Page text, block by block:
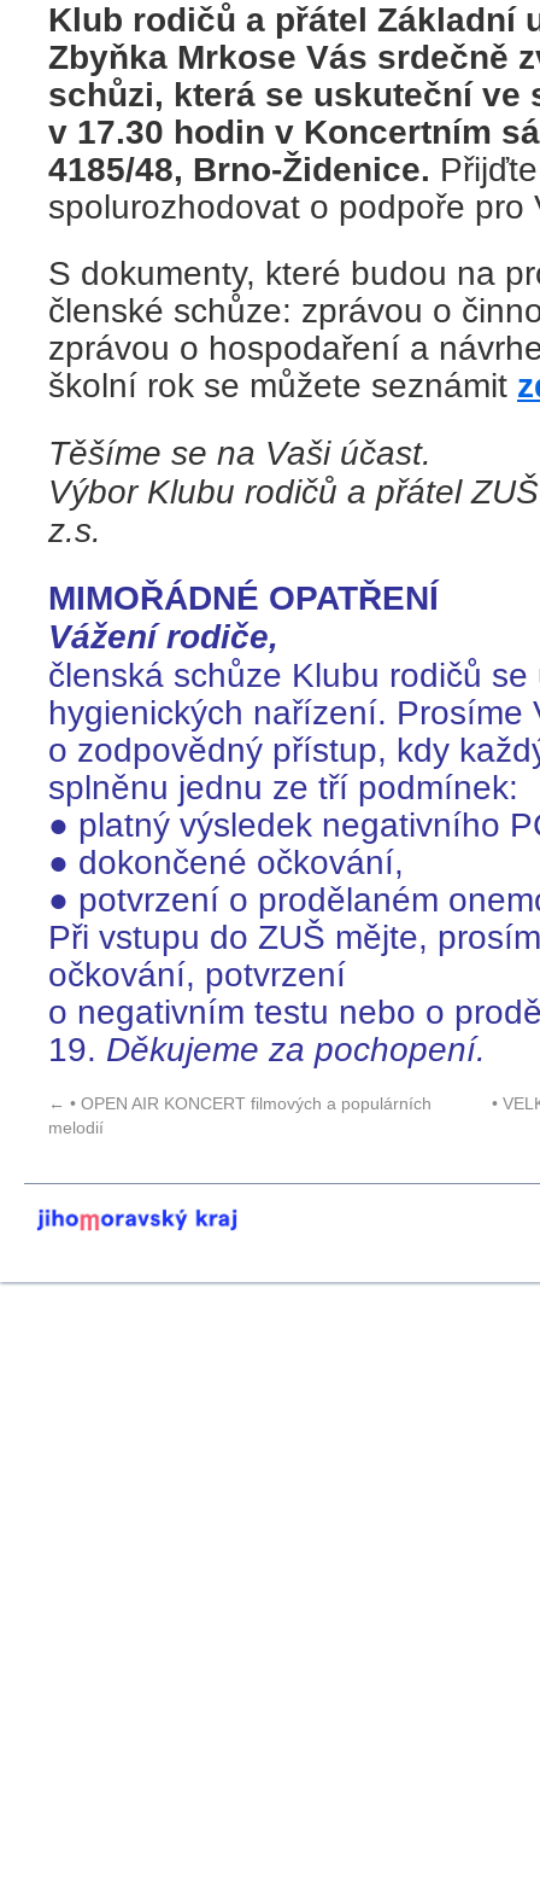
Klub rodičů a přátel Základní
Zbyňka Mrkose Vás srdečně
schůzi, která se uskuteční ve
v 17.30 hodin v Koncertním
4185/48, Brno-Židenice.
spolurozhodovat o podpoře pro
S dokumenty, které budou na
členské schůze: zprávou o
zprávou o hospodaření a
školní rok se můžete seznámit
Těšíme se na Vaši účast.
Výbor Klubu rodičů a přátel
z.s.
MIMOŘÁDNÉ OPATŘENÍ
Vážení rodiče,
členská schůze Klubu rodičů
hygienických nařízení. Prosíme
o zodpovědný přístup, kdy
splněnu jednu ze tří podmínek:
● platný výsledek negativního
● dokončené očkování,
● potvrzení o prodělaném
Při vstupu do ZUŠ mějte,
očkování, potvrzení
o negativním testu nebo o
19. Děkujeme za pochopení.
← • OPEN AIR KONCERT filmových a populárních
melodií
•